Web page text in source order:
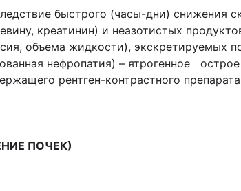
быстрого (часы-дни) снижения
креатинин) и неазотистых
объема жидкости), экскретируемых
нефропатия) – ятрогенное
рентген-контрастного
ПОЧЕК)